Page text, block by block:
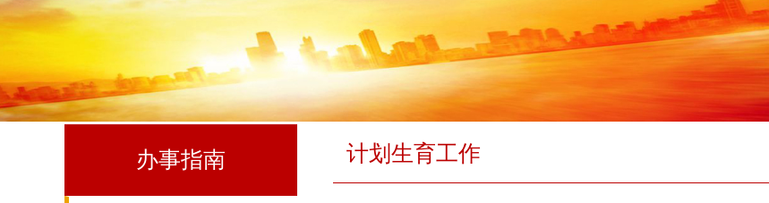
办事指南 计划生育工作